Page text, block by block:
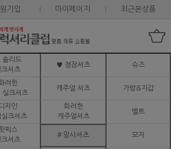
가입 마이페이지 최근본상품
솔리드
크셔츠
♥ 정장셔츠 슈즈
려한
실크셔츠
캐주얼 셔츠 가방&지갑
자인
실크셔츠
화려한
캐주얼셔츠
벨트
픽스
크셔츠
# 망사셔츠 모자